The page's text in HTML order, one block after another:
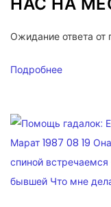
Ожидание ответа
Подробнее